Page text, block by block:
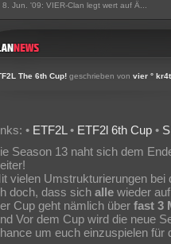
8. Jun. '09: VIER-Clan legt wert auf Ä...
The 6th Cup! geschrieben von vier °
• ETF2L • ETF2l 6th Cup •
Season 13 naht sich dem
vielen Umstrukturierungen
doch, dass sich alle wieder
Cup geht nämlich über fast 3
Vor dem Cup wird die neue
um euch einzuspielen für